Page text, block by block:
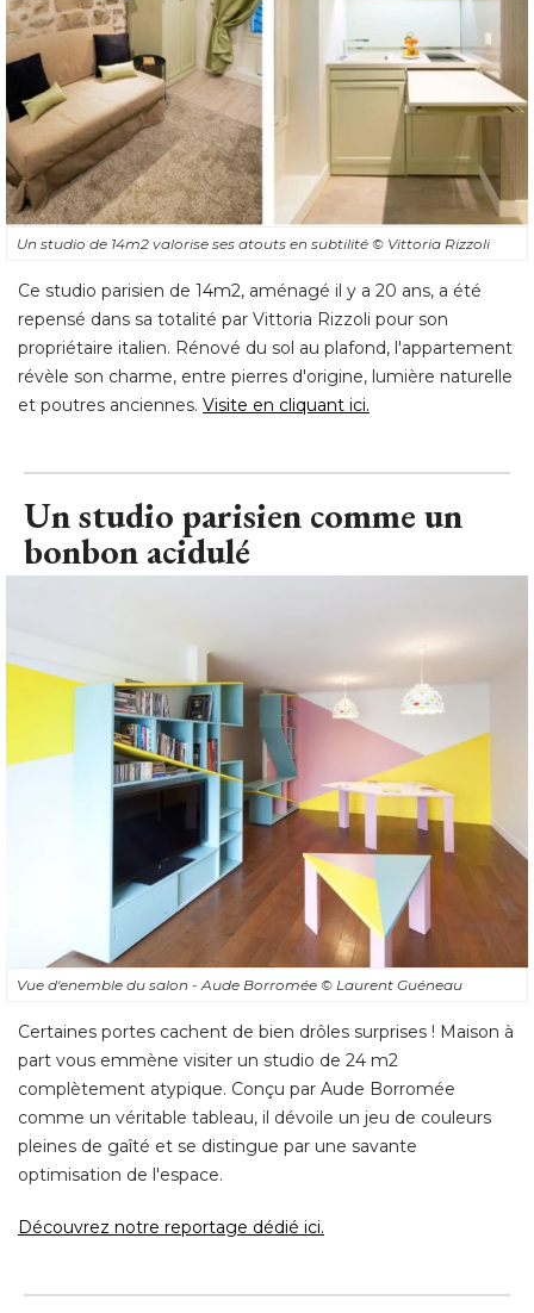
Un studio de 14m2 valorise ses atouts en subtilité © Vittoria Rizzoli
Ce studio parisien de 14m2, aménagé il y a 20 ans, a été
repensé dans sa totalité par Vittoria Rizzoli pour son
propriétaire italien. Rénové du sol au plafond, l'appartement
révèle son charme, entre pierres d'origine, lumière naturelle
et poutres anciennes. Visite en cliquant ici.
Un studio parisien comme un
bonbon acidulé
Vue d'enemble du salon - Aude Borromée © Laurent Guéneau
Certaines portes cachent de bien drôles surprises ! Maison à
part vous emmène visiter un studio de 24 m2
complètement atypique. Conçu par Aude Borromée
comme un véritable tableau, il dévoile un jeu de couleurs
pleines de gaîté et se distingue par une savante
optimisation de l'espace.
Découvrez notre reportage dédié ici.